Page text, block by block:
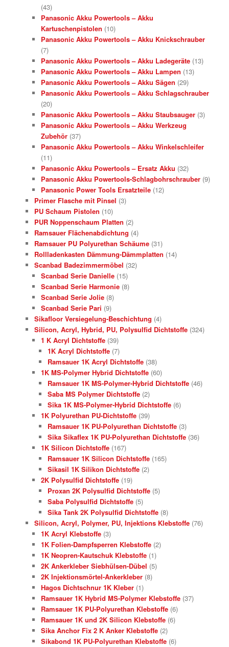
(43)
Panasonic Akku Powertools – Akku
Kartuschenpistolen (10)
Panasonic Akku Powertools – Akku Knickschrauber
(7)
Panasonic Akku Powertools – Akku Ladegeräte (13)
Panasonic Akku Powertools – Akku Lampen (13)
Panasonic Akku Powertools – Akku Sägen (29)
Panasonic Akku Powertools – Akku Schlagschrauber
(20)
Panasonic Akku Powertools – Akku Staubsauger (3)
Panasonic Akku Powertools – Akku Werkzeug
Zubehör (37)
Panasonic Akku Powertools – Akku Winkelschleifer
(11)
Panasonic Akku Powertools – Ersatz Akku (32)
Panasonic Akku Powertools-Schlagbohrschrauber (9)
Panasonic Power Tools Ersatzteile (12)
Primer Flasche mit Pinsel (3)
PU Schaum Pistolen (10)
PUR Noppenschaum Platten (2)
Ramsauer Flächenabdichtung (4)
Ramsauer PU Polyurethan Schäume (31)
Rollladenkasten Dämmung-Dämmplatten (14)
Scanbad Badezimmermöbel (32)
Scanbad Serie Danielle (15)
Scanbad Serie Harmonie (8)
Scanbad Serie Jolie (8)
Scanbad Serie Pari (9)
Sikafloor Versiegelung-Beschichtung (4)
Silicon, Acryl, Hybrid, PU, Polysulfid Dichtstoffe (324)
1 K Acryl Dichtstoffe (39)
1K Acryl Dichtstoffe (7)
Ramsauer 1K Acryl Dichtstoffe (38)
1K MS-Polymer Hybrid Dichtstoffe (60)
Ramsauer 1K MS-Polymer-Hybrid Dichtstoffe (46)
Saba MS Polymer Dichtstoffe (2)
Sika 1K MS-Polymer-Hybrid Dichtstoffe (6)
1K Polyurethan PU-Dichtstoffe (39)
Ramsauer 1K PU-Polyurethan Dichtstoffe (3)
Sika Sikaflex 1K PU-Polyurethan Dichtstoffe (36)
1K Silicon Dichtstoffe (167)
Ramsauer 1K Silicon Dichtstoffe (165)
Sikasil 1K Silikon Dichtstoffe (2)
2K Polysulfid Dichtstoffe (19)
Proxan 2K Polysulfid Dichtstoffe (5)
Saba Polysulfid Dichtstoffe (5)
Sika Tank 2K Polysulfid Dichtstoffe (8)
Silicon, Acryl, Polymer, PU, Injektions Klebstoffe (76)
1K Acryl Klebstoffe (3)
1K Folien-Dampfsperren Klebstoffe (2)
1K Neopren-Kautschuk Klebstoffe (1)
2K Ankerkleber Siebhülsen-Dübel (5)
2K Injektionsmörtel-Ankerkleber (8)
Hagos Dichtschnur 1K Kleber (1)
Ramsauer 1K Hybrid MS-Polymer Klebstoffe (37)
Ramsauer 1K PU-Polyurethan Klebstoffe (6)
Ramsauer 1K und 2K Silicon Klebstoffe (6)
Sika Anchor Fix 2 K Anker Klebstoffe (2)
Sikabond 1K PU-Polyurethan Klebstoffe (6)